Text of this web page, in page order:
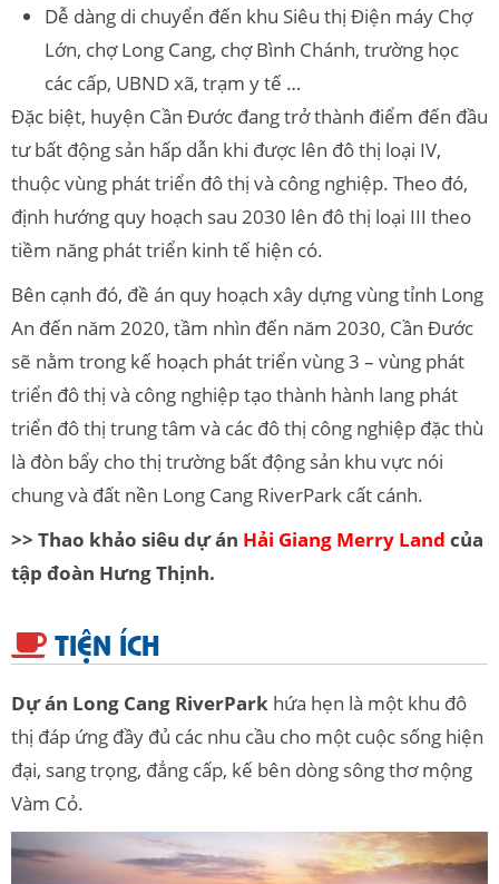
Dễ dàng di chuyển đến khu Siêu thị Điện máy Chợ
Lớn, chợ Long Cang, chợ Bình Chánh, trường học
các cấp, UBND xã, trạm y tế …
Đặc biệt, huyện Cần Đước đang trở thành điểm đến đầu
tư bất động sản hấp dẫn khi được lên đô thị loại IV,
thuộc vùng phát triển đô thị và công nghiệp. Theo đó,
định hướng quy hoạch sau 2030 lên đô thị loại III theo
tiềm năng phát triển kinh tế hiện có.
Bên cạnh đó, đề án quy hoạch xây dựng vùng tỉnh Long
An đến năm 2020, tầm nhìn đến năm 2030, Cần Đước
sẽ nằm trong kế hoạch phát triển vùng 3 – vùng phát
triển đô thị và công nghiệp tạo thành hành lang phát
triển đô thị trung tâm và các đô thị công nghiệp đặc thù
là đòn bẩy cho thị trường bất động sản khu vực nói
chung và đất nền Long Cang RiverPark cất cánh.
>> Thao khảo siêu dự án Hải Giang Merry Land của
tập đoàn Hưng Thịnh.
TIỆN ÍCH
Dự án Long Cang RiverPark hứa hẹn là một khu đô
thị đáp ứng đầy đủ các nhu cầu cho một cuộc sống hiện
đại, sang trọng, đẳng cấp, kế bên dòng sông thơ mộng
Vàm Cỏ.